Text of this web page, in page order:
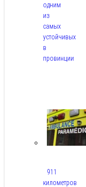
одним
из
самых
устойчивых
в
провинции
911
километров